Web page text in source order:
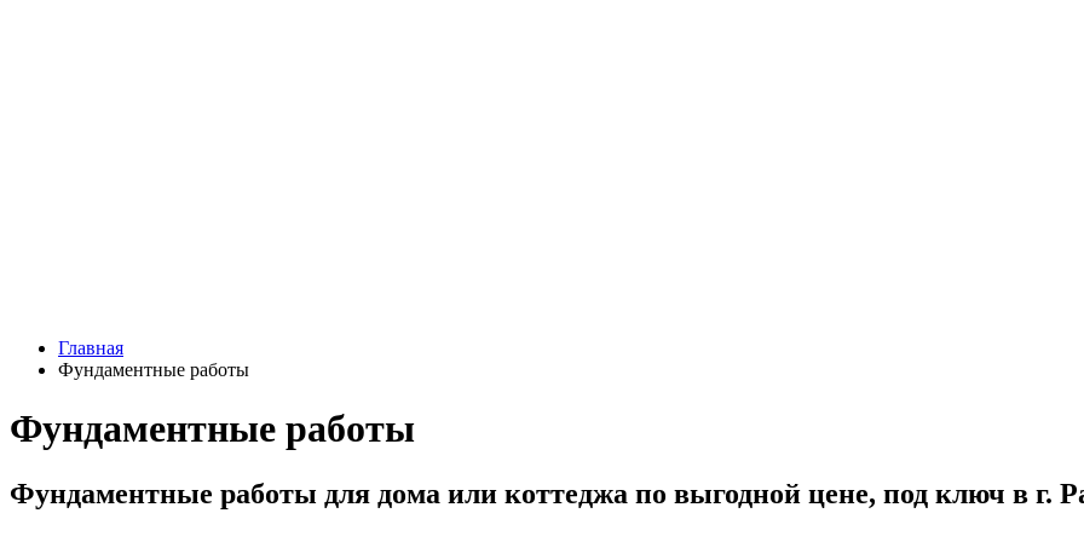
Главная
Фундаментные работы
Фундаментные работы
Фундаментные работы для дома или коттеджа по выгодной цене, под ключ в г.